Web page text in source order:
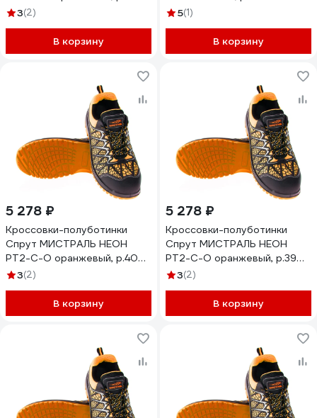
130180
3(2)
В корзину
5(1)
В корзину
5 278 ₽
Кроссовки-полуботинки
Спрут МИСТРАЛЬ НЕОН
PT2-C-O оранжевый, р.40
130178
3(2)
В корзину
5 278 ₽
Кроссовки-полуботинки
Спрут МИСТРАЛЬ НЕОН
PT2-C-O оранжевый, р.39
130177
3(2)
В корзину